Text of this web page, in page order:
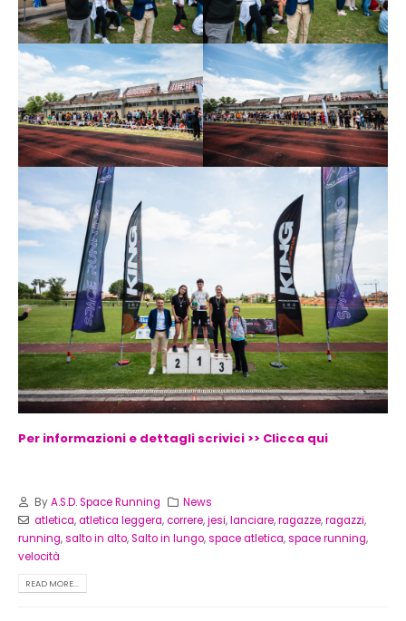
Per informazioni e dettagli scrivici >> Clicca qui
ByA.S.D. Space Running
News
atletica,atletica leggera,correre,jesi,lanciare,ragazze,ragazzi,
running,salto in alto,Salto in lungo,space atletica,space running,
velocità
READ MORE...